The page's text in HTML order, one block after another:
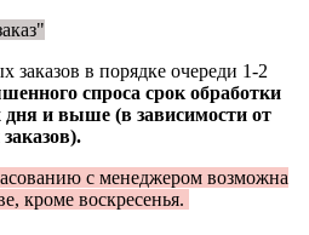
заказов в порядке очереди 1-2
спроса срок обработки
дня и выше (в зависимости от
с менеджером возможна
кроме воскресенья.